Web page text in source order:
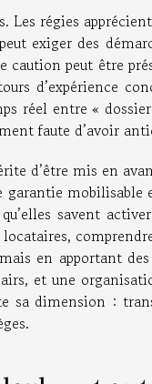
Les régies
exiger des
caution peut être
d’expérience
réel entre «
faute d’avoir
d’être mis en
mobilisable
savent
en apportant
et une
sa dimension :